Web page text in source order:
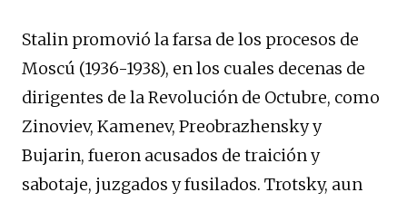
Stalin promovió la farsa de los procesos de
Moscú (1936-1938), en los cuales decenas de
dirigentes de la Revolución de Octubre, como
Zinoviev, Kamenev, Preobrazhensky y
Bujarin, fueron acusados de traición y
sabotaje, juzgados y fusilados. Trotsky, aun